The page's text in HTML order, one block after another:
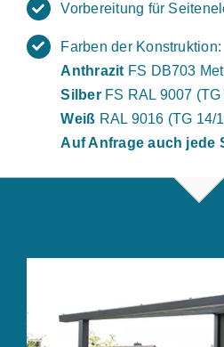
Vorbereitung für
Farben der Konstruktion:
Anthrazit FS DB703
SilberFS RAL 9007 (TG
Weiß RAL 9016 (TG 14/
Auf Anfrage auch jede